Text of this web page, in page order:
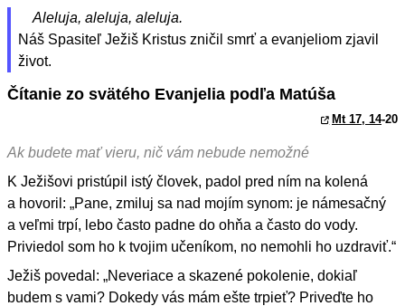
Aleluja, aleluja, aleluja.
Náš Spasiteľ Ježiš Kristus zničil smrť a evanjeliom zjavil
život.
Čítanie zo svätého Evanjelia podľa Matúša
Mt 17, 14-20
Ak budete mať vieru, nič vám nebude nemožné
K Ježišovi pristúpil istý človek, padol pred ním na kolená
a hovoril: „Pane, zmiluj sa nad mojím synom: je námesačný
a veľmi trpí, lebo často padne do ohňa a často do vody.
Priviedol som ho k tvojim učeníkom, no nemohli ho uzdraviť.“
Ježiš povedal: „Neveriace a skazené pokolenie, dokiaľ
budem s vami? Dokedy vás mám ešte trpieť? Priveďte ho